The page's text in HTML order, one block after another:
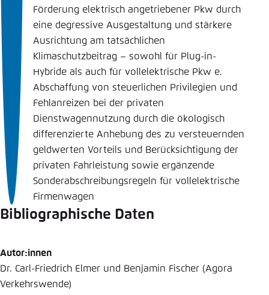
Förderung elektrisch angetriebener Pkw durch
eine degressive Ausgestaltung und stärkere
Ausrichtung am tatsächlichen
Klimaschutzbeitrag – sowohl für Plug-in-
Hybride als auch für vollelektrische Pkw e.
Abschaffung von steuerlichen Privilegien und
Fehlanreizen bei der privaten
Dienstwagennutzung durch die ökologisch
differenzierte Anhebung des zu versteuernden
geldwerten Vorteils und Berücksichtigung der
privaten Fahrleistung sowie ergänzende
Sonderabschreibungsregeln für vollelektrische
Firmenwagen
Bibliographische Daten
Autor:innen
Dr. Carl-Friedrich Elmer und Benjamin Fischer (Agora
Verkehrswende)